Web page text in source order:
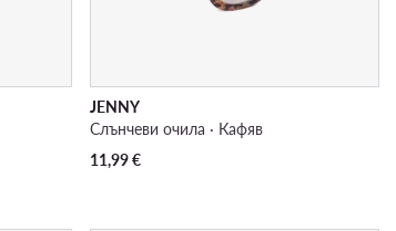
JENNY
Слънчеви очила · Кафяв
11,99€